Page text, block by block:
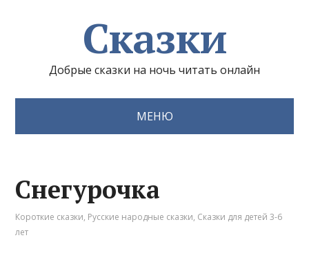
Сказки
Добрые сказки на ночь читать онлайн
МЕНЮ
Снегурочка
Короткие сказки, Русские народные сказки, Сказки для детей 3-6
лет